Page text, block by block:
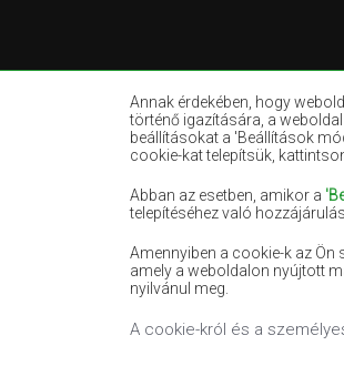
Annak érdekében, hogy
történő igazítására, a
beállításokat a 'Beállítások
cookie-kat telepítsük,
Abban az esetben, amikor a
telepítéséhez való
Amennyiben a cookie-k az Ön
amely a weboldalon nyújtott
nyilvánul meg.
A cookie-król és a
Bézs szőnyegek
Fekete szőnyegek
Lazacszínű szőnyegek
Világoskék szőnyegek
Zöld szőnyegek